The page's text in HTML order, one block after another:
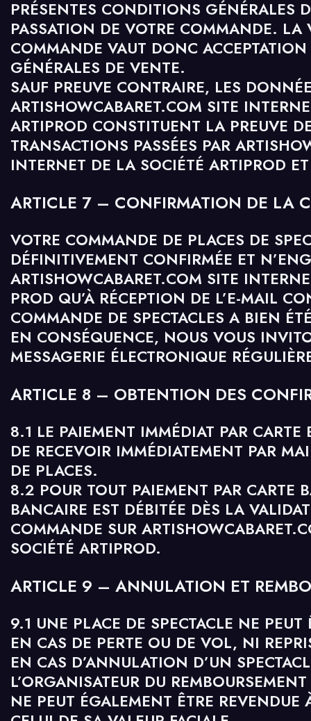
PRÉSENTES CONDITIONS GÉNÉRALES
PASSATION DE VOTRE COMMANDE. LA
COMMANDE VAUT DONC
GÉNÉRALES DE VENTE.
SAUF PREUVE CONTRAIRE, LES
ARTISHOWCABARET.COM SITE
ARTIPROD CONSTITUENT LA PREUVE
TRANSACTIONS PASSÉES PAR
INTERNET DE LA SOCIÉTÉ ARTIPROD
ARTICLE 7 – CONFIRMATION DE LA
VOTRE COMMANDE DE PLACES DE
DÉFINITIVEMENT CONFIRMÉE ET
ARTISHOWCABARET.COM SITE
PROD QU’À RÉCEPTION DE L’E-MAIL
COMMANDE DE SPECTACLES A BIEN
EN CONSÉQUENCE, NOUS VOUS
MESSAGERIE ÉLECTRONIQUE
ARTICLE 8 – OBTENTION DES
8.1 LE PAIEMENT IMMÉDIAT PAR CARTE
DE RECEVOIR IMMÉDIATEMENT PAR
DE PLACES.
8.2 POUR TOUT PAIEMENT PAR CARTE
BANCAIRE EST DÉBITÉE DÈS LA
COMMANDE SUR
SOCIÉTÉ ARTIPROD.
ARTICLE 9 – ANNULATION ET
9.1 UNE PLACE DE SPECTACLE NE PEUT
EN CAS DE PERTE OU DE VOL, NI
EN CAS D’ANNULATION D’UN
L’ORGANISATEUR DU
NE PEUT ÉGALEMENT ÊTRE REVENDUE